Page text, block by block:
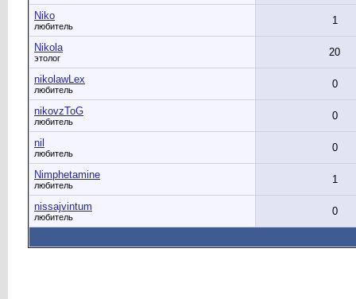
Niko
любитель 1
Nikola
этолог 20
nikolawLex
любитель 0
nikovzToG
любитель 0
nil
любитель 0
Nimphetamine
любитель 1
nissajvintum
любитель 0